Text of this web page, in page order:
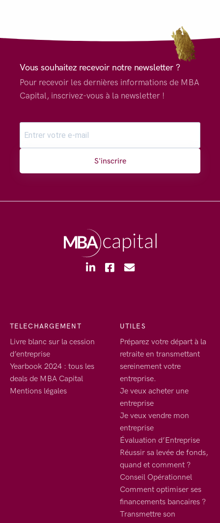
Vous souhaitez recevoir notre newsletter ?
Pour recevoir les dernières informations de MBA
Capital, inscrivez-vous à la newsletter !
S'inscrire
TELECHARGEMENT
Livre blanc sur la cession
d’entreprise
Yearbook 2024 : tous les
deals de MBA Capital
Mentions légales
UTILES
Préparez votre départ à la
retraite en transmettant
sereinement votre
entreprise.
Je veux acheter une
entreprise
Je veux vendre mon
entreprise
Évaluation d’Entreprise
Réussir sa levée de fonds,
quand et comment ?
Conseil Opérationnel
Comment optimiser ses
financements bancaires ?
Transmettre son